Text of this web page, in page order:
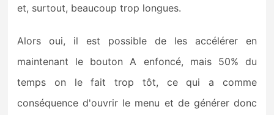
et, surtout, beaucoup trop longues.
Alors oui, il est possible de les accélérer en
maintenant le bouton A enfoncé, mais 50% du
temps on le fait trop tôt, ce qui a comme
conséquence d'ouvrir le menu et de générer donc